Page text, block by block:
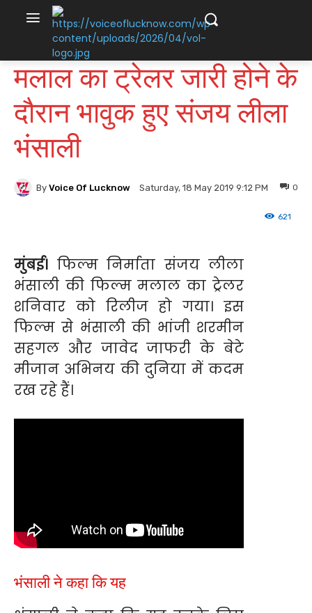
मलाल का ट्रेलर जारी होने के
दौरान भावुक हुए संजय लीला
भंसाली
By Voice Of Lucknow Saturday, 18 May 2019 9:12 PM 0
621
मुंबई। फिल्म निर्माता संजय लीला
भंसाली की फिल्म मलाल का ट्रेलर
शनिवार को रिलीज हो गया। इस
फिल्म से भंसाली की भांजी शरमीन
सहगल और जावेद जाफरी के बेटे
मीजान अभिनय की दुनिया में कदम
रख रहे हैं।
भंसाली ने कहा कि यह